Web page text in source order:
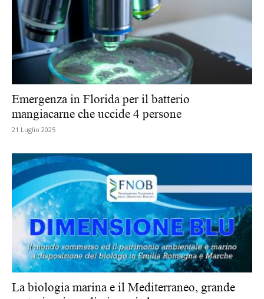
Emergenza in Florida per il batterio
mangiacarne che uccide 4 persone
21 Luglio 2025
La biologia marina e il Mediterraneo, grande